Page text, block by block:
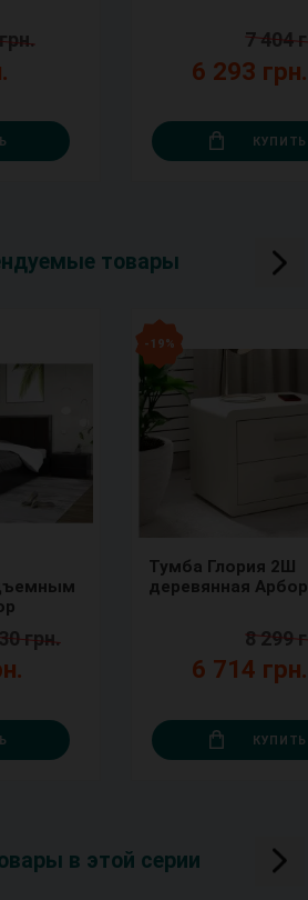
6 293
7 404
КУПИТЬ
товары
грн.
- 19 %
Тумба Глория 2Ш
деревянная Арбор
6 714
8 299
КУПИТЬ
в этой серии